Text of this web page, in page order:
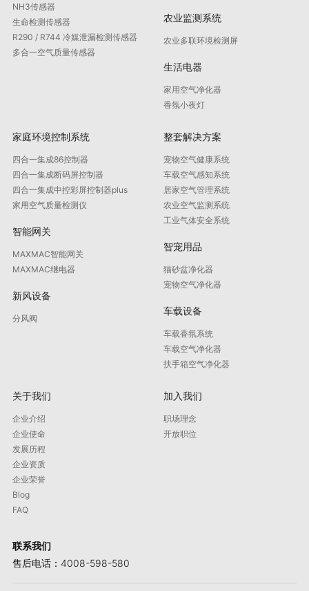
NH3传感器
生命检测传感器
R290 / R744 冷媒泄漏检测传感器
多合一空气质量传感器
农业监测系统
农业多联环境检测屏
生活电器
家用空气净化器
香氛小夜灯
家庭环境控制系统
四合一集成86控制器
四合一集成断码屏控制器
四合一集成中控彩屏控制器plus
家用空气质量检测仪
智能网关
MAXMAC智能网关
MAXMAC继电器
新风设备
分风阀
整套解决方案
宠物空气健康系统
车载空气感知系统
居家空气管理系统
农业空气监测系统
工业气体安全系统
智宠用品
猫砂盆净化器
宠物空气净化器
车载设备
车载香氛系统
车载空气净化器
扶手箱空气净化器
关于我们
企业介绍
企业使命
发展历程
企业资质
企业荣誉
Blog
FAQ
加入我们
职场理念
开放职位
联系我们
售后电话：4008-598-580